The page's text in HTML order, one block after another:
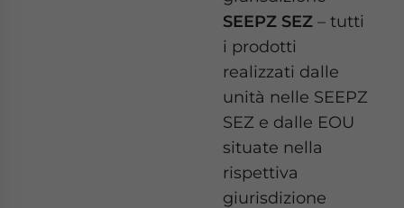
SEEPZ SEZ – tutti
i prodotti
realizzati dalle
unità nelle SEEPZ
SEZ e dalle EOU
situate nella
rispettiva
giurisdizione